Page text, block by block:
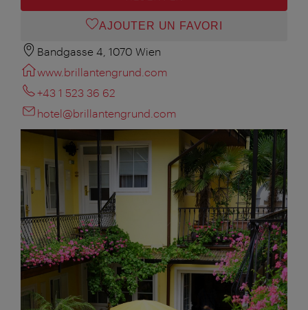
AJOUTER UN FAVORI
Bandgasse 4, 1070 Wien
www.brillantengrund.com
+43 1 523 36 62
hotel@brillantengrund.com